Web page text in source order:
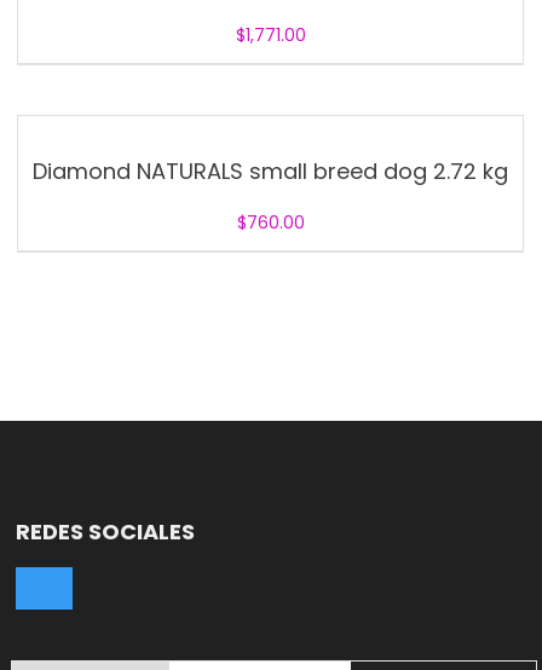
$1,771.00
Diamond NATURALS small breed dog 2.72 kg
$760.00
REDES SOCIALES